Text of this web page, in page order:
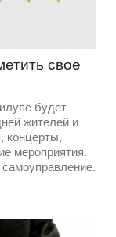
свое
будет
жителей и
концерты,
мероприятия.